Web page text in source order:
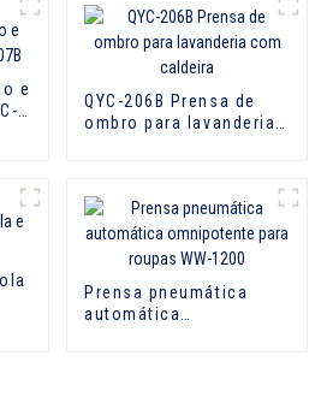
e
QYC-206B Prensa de
ombro para lavanderia
Prensa pneumática
automática